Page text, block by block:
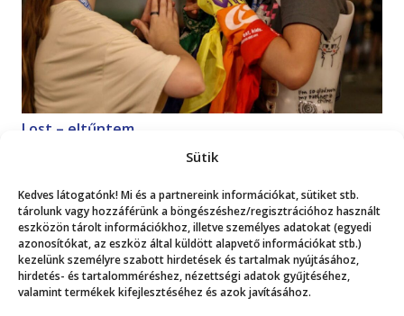
Sütik
Kedves látogatónk! Mi és a partnereink információkat, sütiket stb.
tárolunk vagy hozzáférünk a böngészéshez/regisztrációhoz használt
eszközön tárolt információkhoz, illetve személyes adatokat (egyedi
azonosítókat, az eszköz által küldött alapvető információkat stb.)
kezelünk személyre szabott hirdetések és tartalmak nyújtásához,
hirdetés- és tartalomméréshez, nézettségi adatok gyűjtéséhez,
valamint termékek kifejlesztéséhez és azok javításához.
Lost – eltűntem
Mutasd a többit!